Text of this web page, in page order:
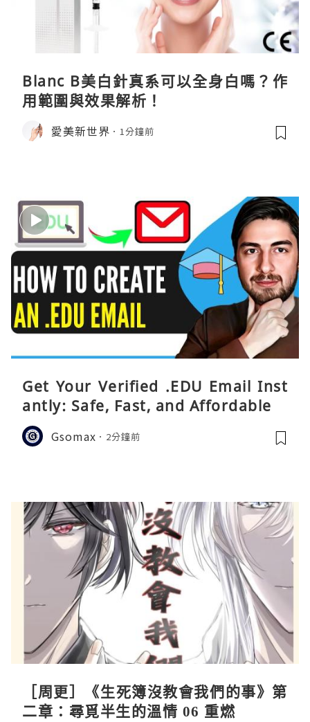
Blanc B美白針真系可以全身白嗎？作
用範圍與效果解析！
愛美新世界 1分鐘前
Get Your Verified .EDU Email Inst
antly: Safe, Fast, and Affordable
Gsomax 2分鐘前
［周更］《生死簿沒教會我們的事》第
二章：尋覓半生的溫情 06 重燃